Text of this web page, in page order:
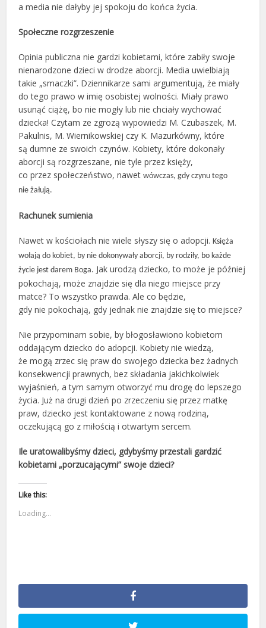
a media nie dałyby jej spokoju do końca życia.
Społeczne rozgrzeszenie
Opinia publiczna nie gardzi kobietami, które zabiły swoje
nienarodzone dzieci w drodze aborcji. Media uwielbiają
takie „smaczki”. Dziennikarze sami argumentują, że miały
do tego prawo w imię osobistej wolności. Miały prawo
usunąć ciążę, bo nie mogły lub nie chciały wychować
dziecka! Czytam ze zgrozą wypowiedzi M. Czubaszek, M.
Pakulnis, M. Wiernikowskiej czy K. Mazurkówny, które
są dumne ze swoich czynów. Kobiety, które dokonały
aborcji są rozgrzeszane, nie tyle przez księży,
co przez społeczeństwo, nawetwówczas, gdy czynu tego
nie żałują.
Rachunek sumienia
Nawet w kościołach nie wiele słyszy się o adopcji.Księża
wołają do kobiet, by nie dokonywały aborcji, by rodziły, bo każde
życie jest darem Boga. Jak urodzą dziecko, to może je później
pokochają, może znajdzie się dla niego miejsce przy
matce? To wszystko prawda. Ale co będzie,
gdy nie pokochają, gdy jednak nie znajdzie się to miejsce?
Nie przypominam sobie, by błogosławiono kobietom
oddającym dziecko do adopcji. Kobiety nie wiedzą,
że mogą zrzec się praw do swojego dziecka bez żadnych
konsekwencji prawnych, bez składania jakichkolwiek
wyjaśnień, a tym samym otworzyć mu drogę do lepszego
życia. Już na drugi dzień po zrzeczeniu się przez matkę
praw, dziecko jest kontaktowane z nową rodziną,
oczekującą go z miłością i otwartym sercem.
Ile uratowalibyśmy dzieci, gdybyśmy przestali gardzić
kobietami „porzucającymi” swoje dzieci?
Like this:
Loading...